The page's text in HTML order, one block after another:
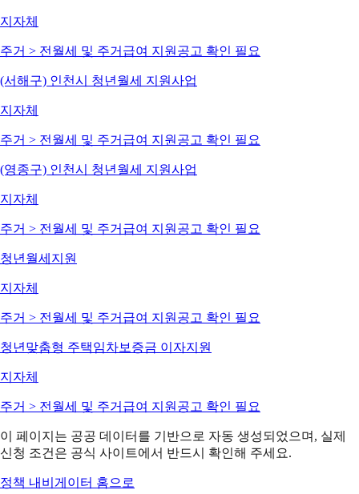
지자체
주거 > 전월세 및 주거급여 지원 공고 확인 필요
(서해구) 인천시 청년월세 지원사업
지자체
주거 > 전월세 및 주거급여 지원 공고 확인 필요
(영종구) 인천시 청년월세 지원사업
지자체
주거 > 전월세 및 주거급여 지원 공고 확인 필요
청년월세지원
지자체
주거 > 전월세 및 주거급여 지원 공고 확인 필요
청년맞춤형 주택임차보증금 이자지원
지자체
주거 > 전월세 및 주거급여 지원 공고 확인 필요
이 페이지는 공공 데이터를 기반으로 자동 생성되었으며, 실제
신청 조건은 공식 사이트에서 반드시 확인해 주세요.
정책 내비게이터 홈으로